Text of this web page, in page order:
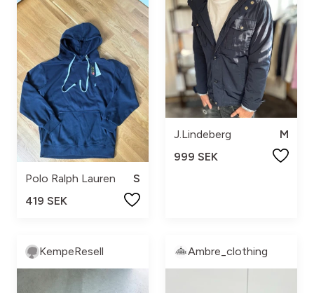
Polo Ralph Lauren
S
419 SEK
J.Lindeberg
M
999 SEK
KempeResell Ambre_clothing